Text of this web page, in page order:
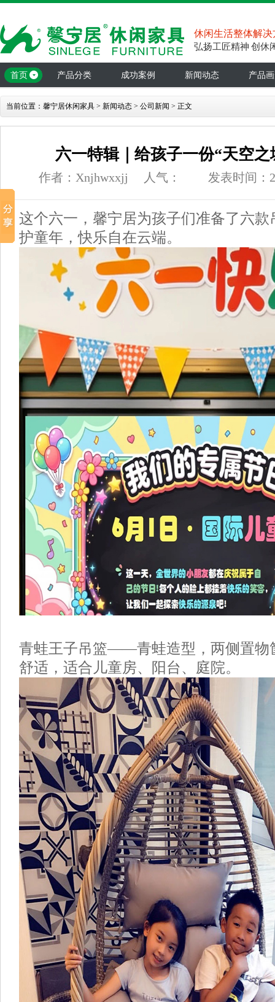
休闲生活整体解决
弘扬工匠精神 创休
首页 产品分类 成功案例 新闻动态 产品
当前位置： 馨宁居休闲家具 > 新闻动态 > 公司新闻 > 正文
六一特辑｜给孩子一份“天空之
作者：Xnjhwxxjj 人气： 发表时间：
这个六一，馨宁居为孩子们准备了六款
护童年，快乐自在云端。
青蛙王子吊篮——青蛙造型，两侧置物
舒适，适合儿童房、阳台、庭院。